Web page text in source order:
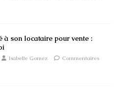
à son locataire pour vente :
Isabelle Gomez
Commentaires